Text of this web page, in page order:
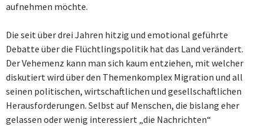
aufnehmen möchte.
Die seit über drei Jahren hitzig und emotional geführte
Debatte über die Flüchtlingspolitik hat das Land verändert.
Der Vehemenz kann man sich kaum entziehen, mit welcher
diskutiert wird über den Themenkomplex Migration und all
seinen politischen, wirtschaftlichen und gesellschaftlichen
Herausforderungen. Selbst auf Menschen, die bislang eher
gelassen oder wenig interessiert „die Nachrichten“